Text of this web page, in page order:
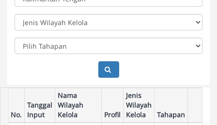
No.
Tanggal
Input
Nama
Wilayah
Kelola
Profil
Jenis
Wilayah
Kelola
Tahapan